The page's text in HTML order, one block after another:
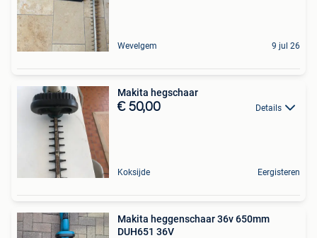
Wevelgem 9 jul 26
Makita hegschaar
€ 50,00 Details
Koksijde Eergisteren
Makita heggenschaar 36v 650mm
DUH651 36V